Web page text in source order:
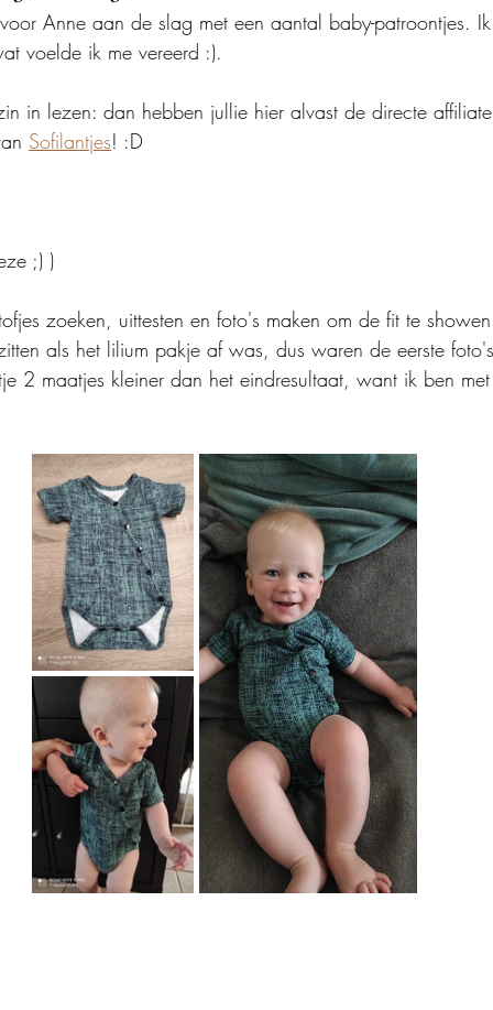
Anne aan de slag met een aantal baby-patroontjes.
voelde ik me vereerd :).
in lezen: dan hebben jullie hier alvast de directe
Sofilantjes! :D
;) )
zoeken, uittesten en foto's maken om de fit te
als het lilium pakje af was, dus waren de eerste
2 maatjes kleiner dan het eindresultaat, want ik ben